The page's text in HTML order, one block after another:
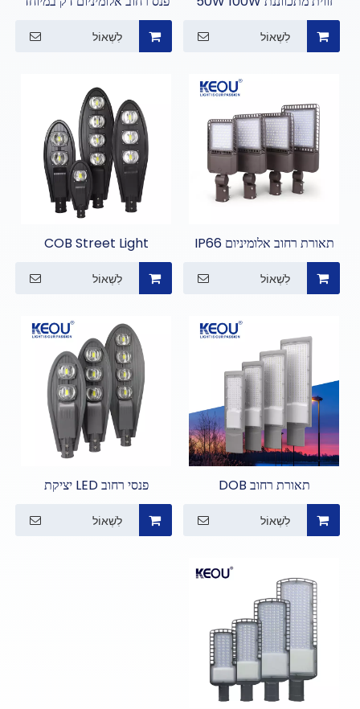
רחוב
לִשְׁאוֹל
IP66 לתאורת כביש
לִשְׁאוֹל
תאורת רחוב אלומיניום IP66
לתאורת כביש מהיר
לִשְׁאוֹל
COB Street Light
לִשְׁאוֹל
תאורת רחוב DOB
לִשְׁאוֹל
פנסי רחוב LED יציקת
לִשְׁאוֹל